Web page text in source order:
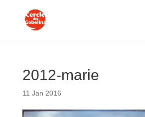
2012-marie
11 Jan 2016